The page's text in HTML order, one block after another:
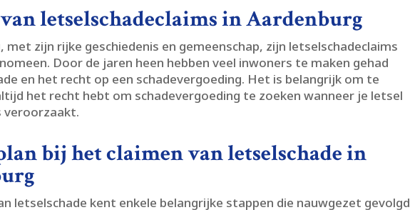
letselschadeclaims in Aardenburg
met zijn rijke geschiedenis en gemeenschap, zijn letselschadeclaims
Door de jaren heen hebben veel inwoners te maken gehad
en het recht op een schadevergoeding.​ Het is belangrijk om te
het recht hebt om schadevergoeding te zoeken wanneer je letsel
veroorzaakt.​
bij het claimen van letselschade in
letselschade kent enkele belangrijke stappen die nauwgezet gevolgd